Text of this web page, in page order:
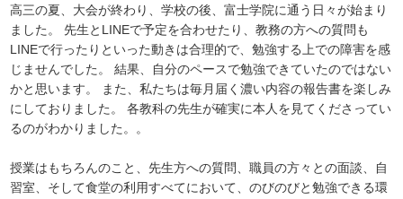
高三の夏、大会が終わり、学校の後、富士学院に通う日々が始まり
ました。 先生とLINEで予定を合わせたり、教務の方への質問も
LINEで行ったりといった動きは合理的で、勉強する上での障害を感
じませんでした。 結果、自分のペースで勉強できていたのではない
かと思います。 また、私たちは毎月届く濃い内容の報告書を楽しみ
にしておりました。 各教科の先生が確実に本人を見てくださってい
るのがわかりました。。
授業はもちろんのこと、先生方への質問、職員の方々との面談、自
習室、そして食堂の利用すべてにおいて、のびのびと勉強できる環